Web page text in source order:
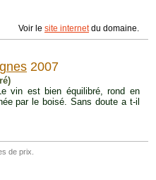
Voir le site internetdu domaine.
2007
vin est bien équilibré, rond en
par le boisé. Sans doute a t-il
de prix.